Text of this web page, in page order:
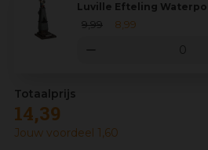
Luville Efteling
9,99 8 99
14,39
Jouw voordeel 1,60